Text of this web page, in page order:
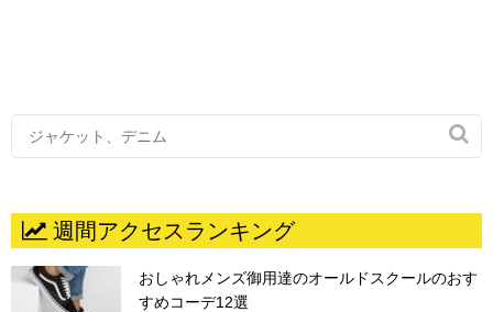

週間アクセスランキング
おしゃれメンズ御用達のオールドスクールのおす
すめコーデ12選